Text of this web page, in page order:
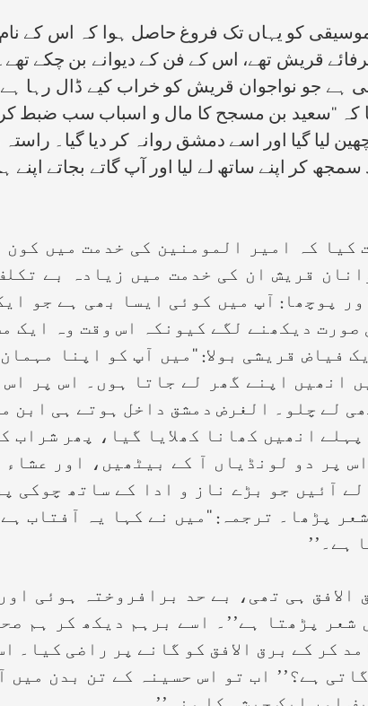
کو یہاں تک فروغ حاصل ہوا کہ اس کے
قریش تھے، اس کے فن کے دیوانے بن چکے
ہے جو نواجوان قریش کو خراب کیے ڈال رہا
کہ ‘‘سعید بن مسجح کا مال و اسباب سب ضبط
لیا گیا اور اسے دمشق روانہ کر دیا گیا۔
سمجھ کر اپنے ساتھ لے لیا اور آپ گاتے بجاتے
کیا کہ امیر المومنین کی خدمت میں
قریش ان کی خدمت میں زیادہ بے
پوچھا: آپ میں کوئی ایسا بھی ہے جو
دیکھنے لگے کیونکہ اس وقت وہ ایک
قریشی بولا: ‘‘میں آپ کو اپنا
انھیں اپنے گھر لے جاتا ہوں۔ اس پر
لے چلو۔ الغرض دمشق داخل ہوتے ہی
انھیں کھانا کھلایا گیا، پھر شراب
پر دو لونڈیاں آ کے بیٹھیں، اور
آئیں جو بڑے ناز و ادا کے ساتھ چوکی
پڑھا۔ ترجمہ: ‘‘میں نے کہا یہ آفتاب
ہے۔’’
ہی تھی، بے حد برافروختہ ہوئی
شعر پڑھتا ہے’’۔ اسے برہم دیکھ کر ہم
کر کے برق الافق کو گانے پر راضی کیا۔
ہے؟’’ اب تو اس حسینہ کے تن بدن میں